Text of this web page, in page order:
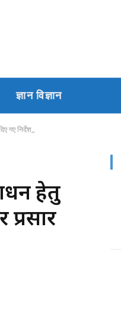
ज्ञान विज्ञान
गए निर्देश,,
हेतु